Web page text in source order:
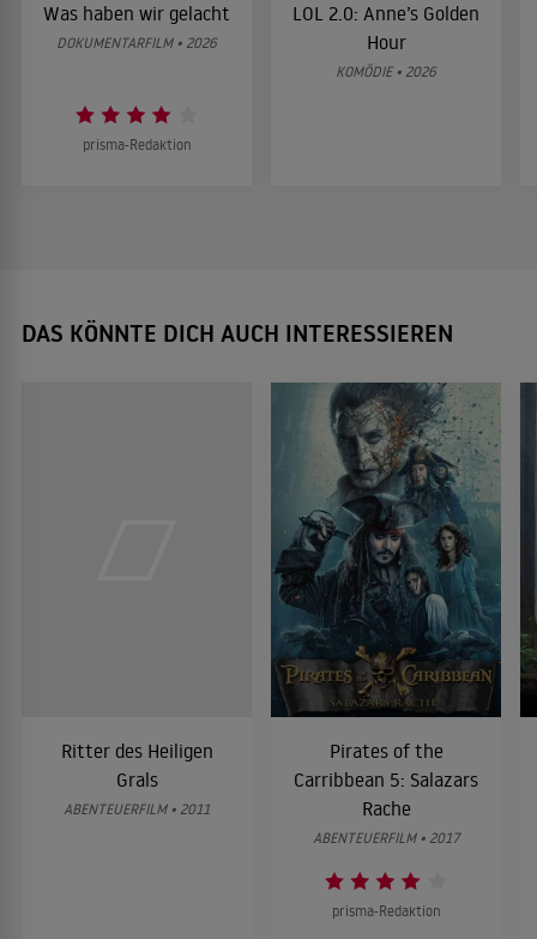
Was haben wir gelacht
DOKUMENTARFILM • 2026
prisma-Redaktion
LOL 2.0: Anne’s Golden
Hour
KOMÖDIE • 2026
DAS KÖNNTE DICH AUCH INTERESSIEREN
Ritter des Heiligen
Grals
ABENTEUERFILM • 2011
Pirates of the
Carribbean 5: Salazars
Rache
ABENTEUERFILM • 2017
prisma-Redaktion